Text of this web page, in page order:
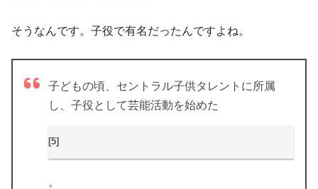
そうなんです。子役で有名だったんですよね。
子どもの頃、セントラル子供タレントに所属
し、子役として芸能活動を始めた
[5]
。